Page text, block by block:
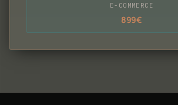
E-COMMERCE
899€